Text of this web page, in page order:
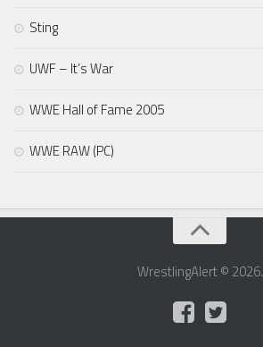
Sting
UWF – It’s War
WWE Hall of Fame 2005
WWE RAW (PC)
WrestlingAlert © 2026.